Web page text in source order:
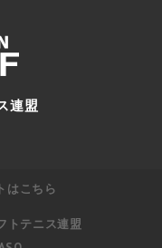
連盟
はこちら
トテニス連盟